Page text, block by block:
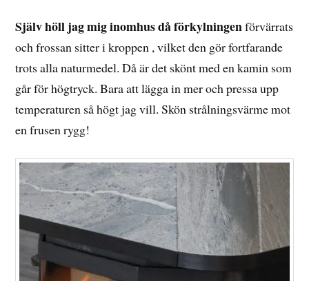
Själv höll jag mig inomhus då förkylningenförvärrats
och frossan sitter i kroppen , vilket den gör fortfarande
trots alla naturmedel. Då är det skönt med en kamin som
går för högtryck. Bara att lägga in mer och pressa upp
temperaturen så högt jag vill. Skön strålningsvärme mot
en frusen rygg!